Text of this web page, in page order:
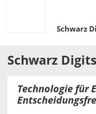
Schwarz
Schwarz Digits
Technologie für